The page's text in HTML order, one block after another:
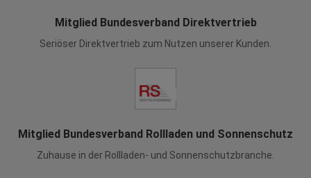
Mitglied Bundesverband Direktvertrieb
Seriöser Direktvertrieb zum Nutzen unserer Kunden.
Mitglied Bundesverband Rollladen und Sonnenschutz
Zuhause in der Rollladen- und Sonnenschutzbranche.